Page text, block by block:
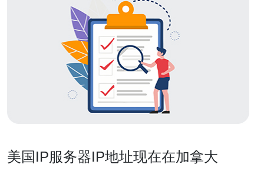
美国IP服务器IP地址现在在加拿大